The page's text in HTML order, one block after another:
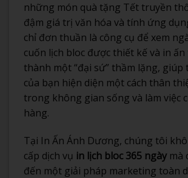
những món quà tặng Tết truyền
đậm giá trị văn hóa và tính ứng
chỉ đơn thuần là công cụ để xem
cuốn lịch bloc được thiết kế và in
thành một “đại sứ” thầm lặng,
của bạn hiện diện một cách thân
trong không gian sống và làm việc
hàng.
Tại In Ấn Ánh Dương, chúng tôi
cấp dịch vụ in lịch bloc 365 ngày mà
đến một giải pháp marketing toàn